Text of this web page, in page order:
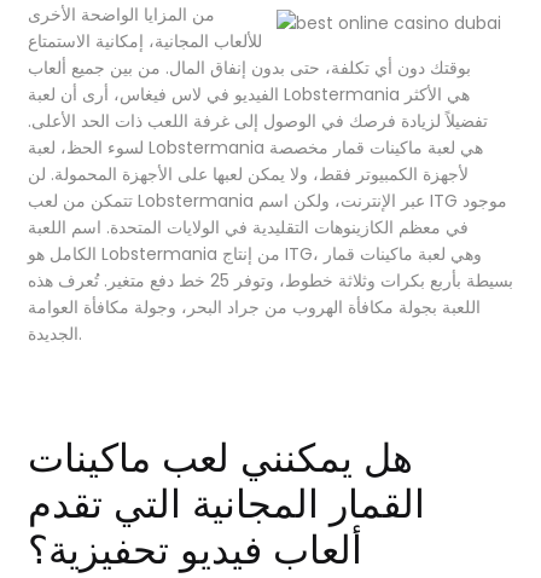
من المزايا الواضحة الأخرى
للألعاب المجانية، إمكانية الاستمتاع
بوقتك دون أي تكلفة، حتى بدون إنفاق المال. من بين جميع ألعاب
الفيديو في لاس فيغاس، أرى أن لعبة Lobstermania هي الأكثر
تفضيلاً لزيادة فرصك في الوصول إلى غرفة اللعب ذات الحد الأعلى.
لسوء الحظ، لعبة Lobstermania هي لعبة ماكينات قمار مخصصة
لأجهزة الكمبيوتر فقط، ولا يمكن لعبها على الأجهزة المحمولة. لن
تتمكن من لعب Lobstermania عبر الإنترنت، ولكن اسم ITG موجود
في معظم الكازينوهات التقليدية في الولايات المتحدة. اسم اللعبة
الكامل هو Lobstermania من إنتاج ITG، وهي لعبة ماكينات قمار
بسيطة بأربع بكرات وثلاثة خطوط، وتوفر 25 خط دفع متغير. تُعرف هذه
اللعبة بجولة مكافأة الهروب من جراد البحر، وجولة مكافأة العوامة
الجديدة.
هل يمكنني لعب ماكينات
القمار المجانية التي تقدم
ألعاب فيديو تحفيزية؟